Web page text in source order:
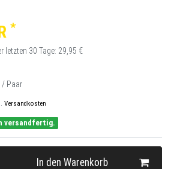
*
letzten 30 Tage: 29,95 €
/ Paar
Versandkosten
versandfertig.
In den Warenkorb